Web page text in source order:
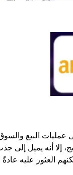
إلا أنه يميل
العثور عليه عادةً